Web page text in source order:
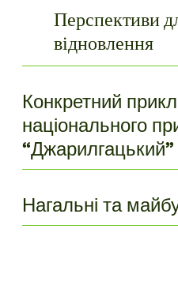
Перспективи
відновлення
Конкретний
національного
“Джарилгацький”
Нагальні та